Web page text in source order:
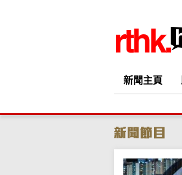
新聞主頁